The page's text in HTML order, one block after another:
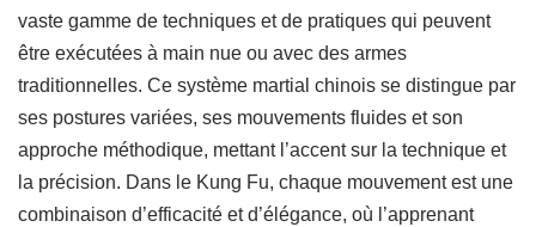
vaste gamme de techniques et de pratiques qui peuvent
être exécutées à main nue ou avec des armes
traditionnelles. Ce système martial chinois se distingue par
ses postures variées, ses mouvements fluides et son
approche méthodique, mettant l’accent sur la technique et
la précision. Dans le Kung Fu, chaque mouvement est une
combinaison d’efficacité et d’élégance, où l’apprenant